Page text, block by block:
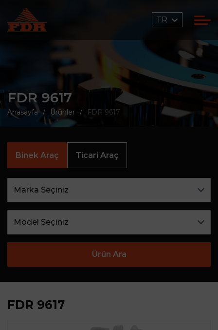
TR
FDR 9617
Anasayfa Ürünler FDR 9617
Binek Araç Ticari Araç
Ürün Ara
FDR 9617